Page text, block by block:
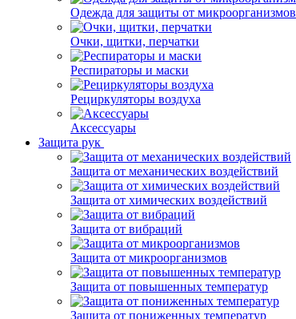
Одежда для защиты от микроорганизмов
Очки, щитки, перчатки
Респираторы и маски
Рециркуляторы воздуха
Аксессуары
Защита рук
Защита от механических воздействий
Защита от химических воздействий
Защита от вибраций
Защита от микроорганизмов
Защита от повышенных температур
Защита от пониженных температур